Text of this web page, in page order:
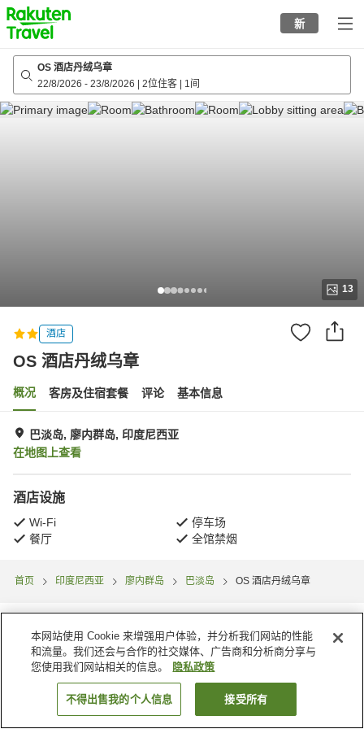
to
top
page
新
OS 酒店丹绒乌章
22/8/2026 - 23/8/2026 2位住客 1间
13
酒店
OS 酒店丹绒乌章
概况 客房及住宿套餐 评论 基本信息
巴淡岛, 廖内群岛, 印度尼西亚
在地图上查看
酒店设施
Wi-Fi
停车场
餐厅
全馆禁烟
首页 印度尼西亚 廖内群岛 巴淡岛 OS 酒店丹绒乌章
搜索客房
本网站使用 Cookie 来增强用户体验，并分析我们网站的性能
和流量。我们还会与合作的社交媒体、广告商和分析商分享与
您使用我们网站相关的信息。
隐私政策
不得出售我的个人信息 接受所有